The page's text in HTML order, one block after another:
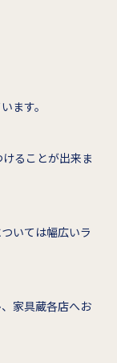
ます。
ることが出来ま
いては幅広いラ
家具蔵各店へお